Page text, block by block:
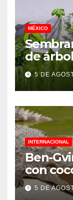
MÉXICO
de
5 DE
INTERNACIONAL
Ben-
con
5 DE